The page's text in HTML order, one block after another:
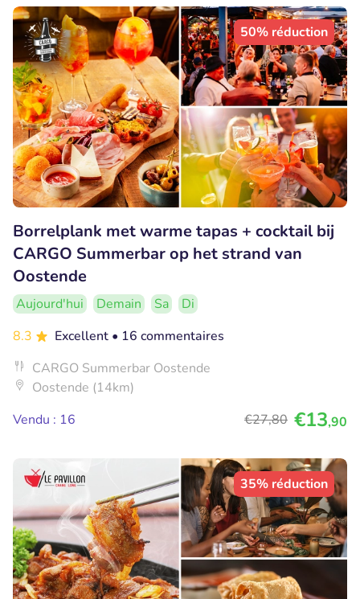
50% réduction
Borrelplank met warme tapas + cocktail bij
CARGO Summerbar op het strand van
Oostende
Aujourd'hui Demain Sa
Di
8.3
Excellent • 16 commentaires
CARGO Summerbar Oostende
Oostende (14km)
Vendu : 16
€27,80 €13,90
35% réduction